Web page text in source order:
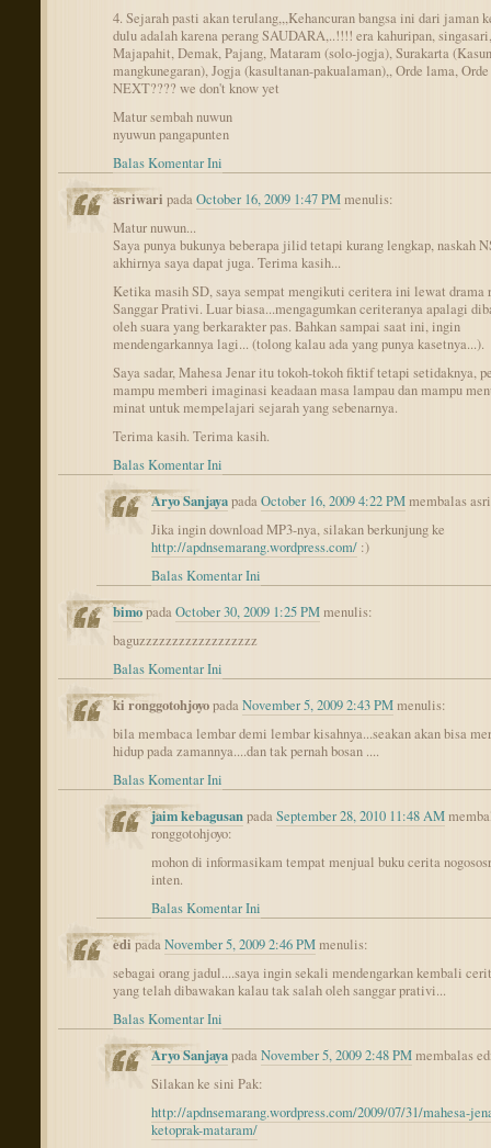
4. Sejarah pasti akan terulang,,,Kehancuran bangsa ini dari jaman
dulu adalah karena perang SAUDARA,..!!!! era kahuripan, singasari,
Majapahit, Demak, Pajang, Mataram (solo-jogja), Surakarta
mangkunegaran), Jogja (kasultanan-pakualaman),, Orde lama,
NEXT???? we don't know yet
Matur sembah nuwun
nyuwun pangapunten
Balas Komentar Ini
asriwari padaOctober 16, 2009 1:47 PMmenulis:
Matur nuwun...
Saya punya bukunya beberapa jilid tetapi kurang lengkap, naskah
akhirnya saya dapat juga. Terima kasih...
Ketika masih SD, saya sempat mengikuti ceritera ini lewat drama
Sanggar Prativi. Luar biasa...mengagumkan ceriteranya apalagi
oleh suara yang berkarakter pas. Bahkan sampai saat ini, ingin
mendengarkannya lagi... (tolong kalau ada yang punya kasetnya...).
Saya sadar, Mahesa Jenar itu tokoh-tokoh fiktif tetapi setidaknya,
mampu memberi imaginasi keadaan masa lampau dan mampu
minat untuk mempelajari sejarah yang sebenarnya.
Terima kasih. Terima kasih.
Balas Komentar Ini
Aryo SanjayapadaOctober 16, 2009 4:22 PMmembalas
Jika ingin download MP3-nya, silakan berkunjung ke
http://apdnsemarang.wordpress.com/ :)
Balas Komentar Ini
bimopadaOctober 30, 2009 1:25 PMmenulis:
baguzzzzzzzzzzzzzzzzzz
Balas Komentar Ini
ki ronggotohjoyopadaNovember 5, 2009 2:43 PMmenulis:
bila membaca lembar demi lembar kisahnya...seakan akan bisa
hidup pada zamannya....dan tak pernah bosan ....
Balas Komentar Ini
jaim kebagusanpadaSeptember 28, 2010 11:48 AM
ronggotohjoyo:
mohon di informasikam tempat menjual buku cerita
inten.
Balas Komentar Ini
edipadaNovember 5, 2009 2:46 PMmenulis:
sebagai orang jadul....saya ingin sekali mendengarkan kembali
yang telah dibawakan kalau tak salah oleh sanggar prativi...
Balas Komentar Ini
Aryo SanjayapadaNovember 5, 2009 2:48 PMmembalas
Silakan ke sini Pak:
http://apdnsemarang.wordpress.com/2009/07/31/mahesa-
ketoprak-mataram/